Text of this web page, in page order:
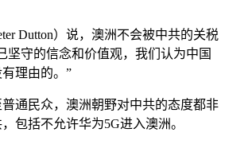
Dutton）说，澳洲不会被中共的关税
坚守的信念和价值观，我们认为中国
有理由的。”
普通民众，澳洲朝野对中共的态度都非
包括不允许华为5G进入澳洲。